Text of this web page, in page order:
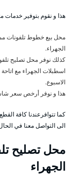
هذا و نقوم بتوفير خدمات
محل بيع خطوط تلفونات
الجهراء.
كذلك نوفر محل تصليح
اسطبلات الجهراء مع
الاسبوع.
هذا و نوفر أرخص سعر
كما تتوافرعندنا كافة
الى التواصل معنا في
محل تصليح
الجهراء